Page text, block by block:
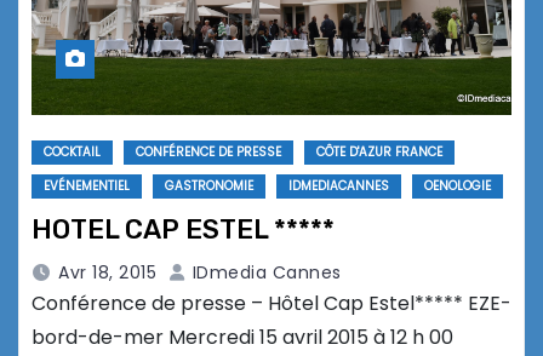
COCKTAIL CONFÉRENCE DE PRESSE
CÔTE D'AZUR FRANCE
EVÉNEMENTIEL
GASTRONOMIE IDMEDIACANNES OENOLOGIE
HOTEL CAP ESTEL *****
Avr 18, 2015 IDmedia Cannes
Conférence de presse – Hôtel Cap Estel***** EZE-
bord-de-mer Mercredi 15 avril 2015 à 12 h 00